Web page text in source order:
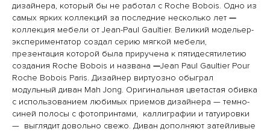
дизайнера, который бы не работал с Roche Bobois. Одно из
самых ярких коллекций за последние несколько лет —
коллекция мебели от Jean-Paul Gaultier. Великий модельер-
экспериментатор создал серию мягкой мебели,
презентация которой была приручена к пятидесятилетию
создания Roche Bobois и названа —Jean Paul Gaultier Pour
Roche Bobois Paris. Дизайнер виртуозно обыграл
модульный диван Mah Jong. Оригинальная цветастая обивка
с использованием любимых приемов дизайнера — темно-
синей полосы с фотопринтами, каллиграфии и татуировки
— выглядит довольно свежо. Диван дополняют затейливые